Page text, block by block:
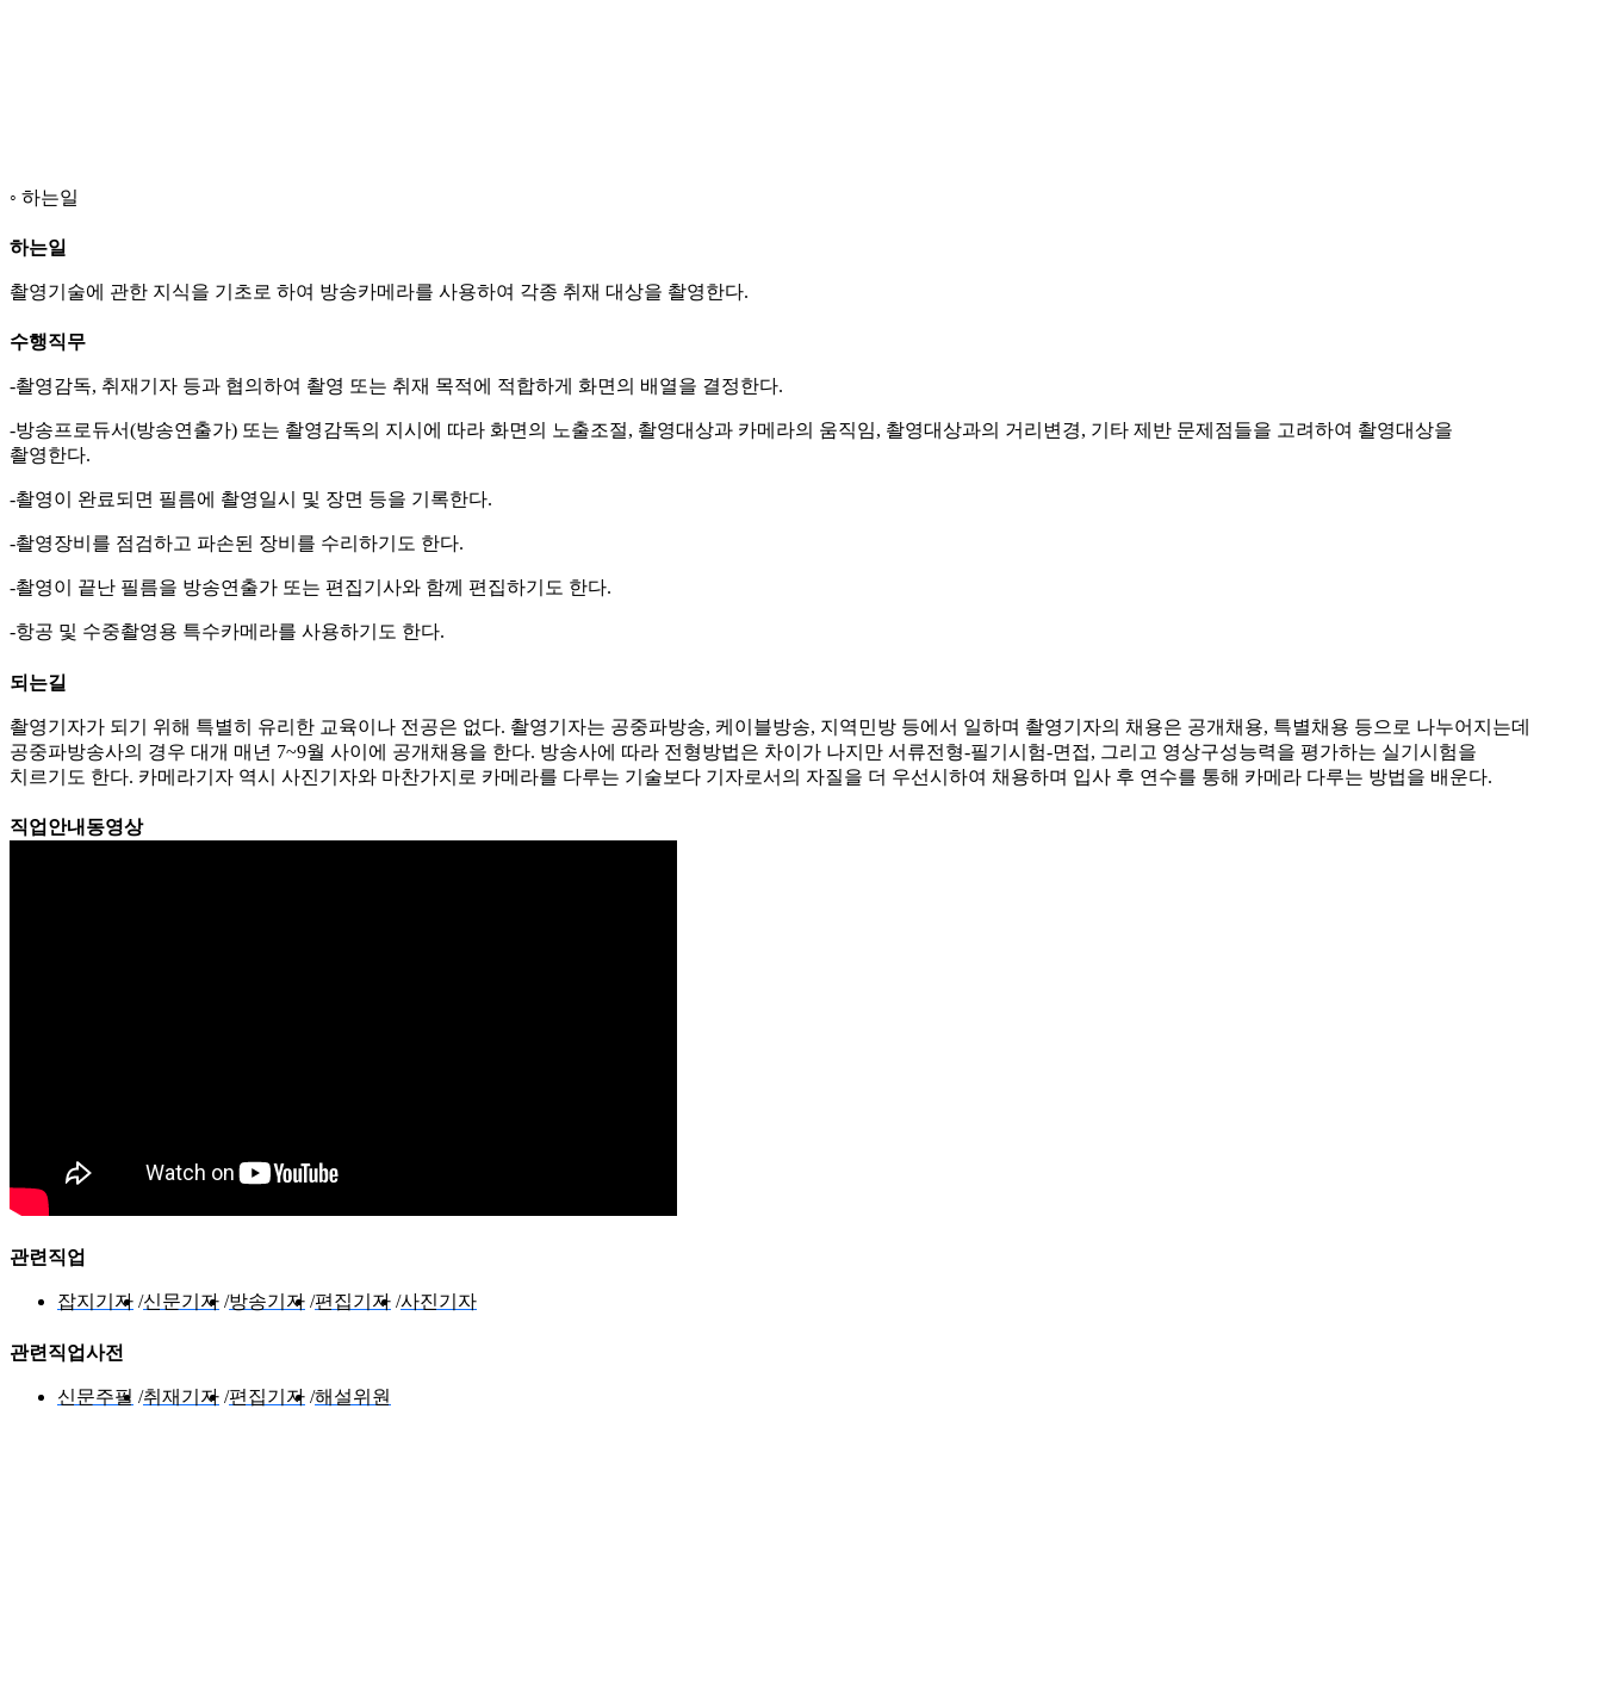
하는일
하는일
촬영기술에 관한 지식을 기초로 하여 방송카메라를 사용하여 각종 취재 대상을 촬영한다.
수행직무
-촬영감독, 취재기자 등과 협의하여 촬영 또는 취재 목적에 적합하게 화면의 배열을 결정한다.
-방송프로듀서(방송연출가) 또는 촬영감독의 지시에 따라 화면의 노출조절, 촬영대상과 카메라의 움직임, 촬영대상과의 거리변경, 기타 제반 문제점들을 고려하여 촬영대상을
촬영한다.
-촬영이 완료되면 필름에 촬영일시 및 장면 등을 기록한다.
-촬영장비를 점검하고 파손된 장비를 수리하기도 한다.
-촬영이 끝난 필름을 방송연출가 또는 편집기사와 함께 편집하기도 한다.
-항공 및 수중촬영용 특수카메라를 사용하기도 한다.
되는길
촬영기자가 되기 위해 특별히 유리한 교육이나 전공은 없다. 촬영기자는 공중파방송, 케이블방송, 지역민방 등에서 일하며 촬영기자의 채용은 공개채용, 특별채용 등으로 나누어지는데
공중파방송사의 경우 대개 매년 7~9월 사이에 공개채용을 한다. 방송사에 따라 전형방법은 차이가 나지만 서류전형-필기시험-면접, 그리고 영상구성능력을 평가하는 실기시험을
치르기도 한다. 카메라기자 역시 사진기자와 마찬가지로 카메라를 다루는 기술보다 기자로서의 자질을 더 우선시하여 채용하며 입사 후 연수를 통해 카메라 다루는 방법을 배운다.
직업안내동영상
관련직업
잡지기자 신문기자 방송기자 편집기자 사진기자
관련직업사전
신문주필 취재기자 편집기자 해설위원